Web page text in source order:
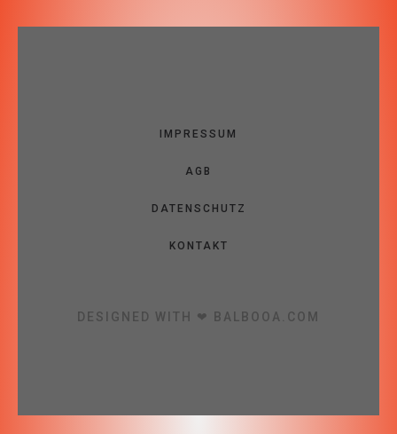
IMPRESSUM
AGB
DATENSCHUTZ
KONTAKT
DESIGNED WITH ❤ BALBOOA.COM